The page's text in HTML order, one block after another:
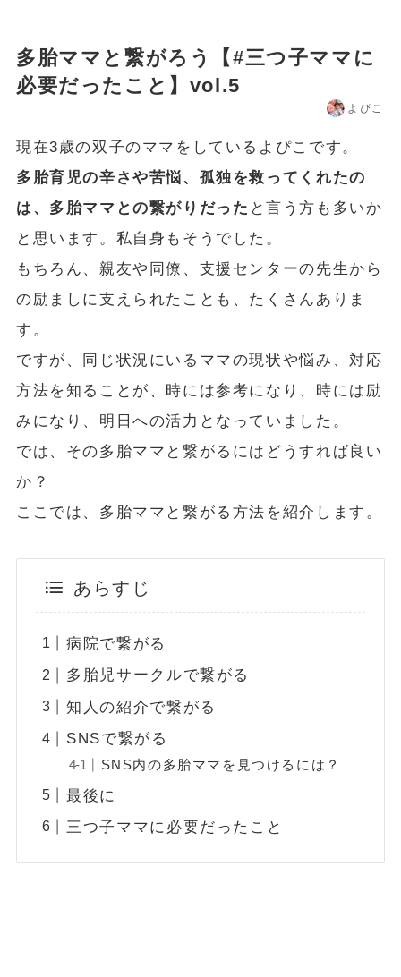
多胎ママと繋がろう【#三つ子ママに
必要だったこと】vol.5
よぴこ
現在3歳の双子のママをしているよぴこです。
多胎育児の辛さや苦悩、孤独を救ってくれたの
は、多胎ママとの繋がりだった と言う方も多いか
と思います。私自身もそうでした。
もちろん、親友や同僚、支援センターの先生から
の励ましに支えられたことも、たくさんありま
す。
ですが、同じ状況にいるママの現状や悩み、対応
方法を知ることが、時には参考になり、時には励
みになり、明日への活力となっていました。
では、その多胎ママと繋がるにはどうすれば良い
か？
ここでは、多胎ママと繋がる方法を紹介します。
あらすじ
病院で繋がる
多胎児サークルで繋がる
知人の紹介で繋がる
SNSで繋がる
SNS内の多胎ママを見つけるには？
最後に
三つ子ママに必要だったこと